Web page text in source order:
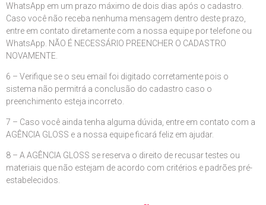
WhatsApp em um prazo máximo de dois dias após o cadastro.
Caso você não receba nenhuma mensagem dentro deste prazo,
entre em contato diretamente com a nossa equipe por telefone ou
WhatsApp. NÃO É NECESSÁRIO PREENCHER O CADASTRO
NOVAMENTE.
6 – Verifique se o seu email foi digitado corretamente pois o
sistema não permitrá a conclusão do cadastro caso o
preenchimento esteja incorreto.
7 – Caso você ainda tenha alguma dúvida, entre em contato com a
AGÊNCIA GLOSS e a nossa equipe ficará feliz em ajudar.
8 – A AGÊNCIA GLOSS se reserva o direito de recusar testes ou
materiais que não estejam de acordo com critérios e padrões pré-
estabelecidos.